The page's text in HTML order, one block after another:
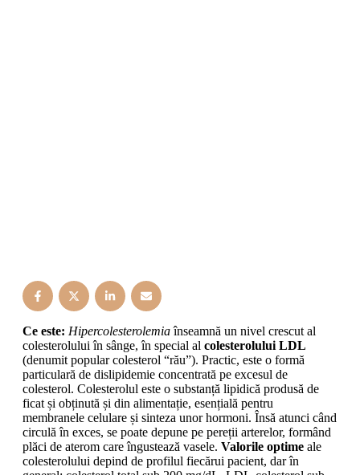
Ce este: Hipercolesterolemiaînseamnă un nivel crescut al
colesterolului în sânge, în special al colesterolului LDL
(denumit popular colesterol “rău”). Practic, este o formă
particulară de dislipidemie concentrată pe excesul de
colesterol. Colesterolul este o substanță lipidică produsă de
ficat și obținută și din alimentație, esențială pentru
membranele celulare și sinteza unor hormoni. Însă atunci când
circulă în exces, se poate depune pe pereții arterelor, formând
plăci de aterom care îngustează vasele. Valorile optime ale
colesterolului depind de profilul fiecărui pacient, dar în